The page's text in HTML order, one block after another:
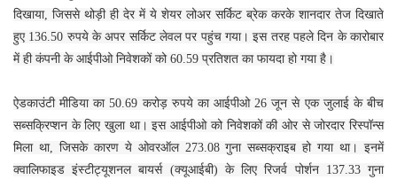
दिखाया, जिससे थोड़ी ही देर में ये शेयर लोअर सर्किट ब्रेक करके शानदार तेज दिखाते
हुए 136.50 रुपये के अपर सर्किट लेवल पर पहुंच गया। इस तरह पहले दिन के कारोबार
में ही कंपनी के आईपीओ निवेशकों को 60.59 प्रतिशत का फायदा हो गया है।
ऐडकाउंटी मीडिया का 50.69 करोड़ रुपये का आईपीओ 26 जून से एक जुलाई के बीच
सब्सक्रिप्शन के लिए खुला था। इस आईपीओ को निवेशकों की ओर से जोरदार रिस्पॉन्स
मिला था, जिसके कारण ये ओवरऑल 273.08 गुना सब्सक्राइब हो गया था। इनमें
क्वालिफाइड इंस्टीट्यूशनल बायर्स (क्यूआईबी) के लिए रिजर्व पोर्शन 137.33 गुना